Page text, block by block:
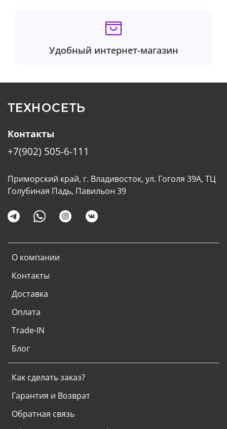
Удобный интернет-магазин
ТЕХНОСЕТЬ
О компании
Контакты
Доставка
Оплата
Trade-IN
Блог
Как сделать заказ?
Гарантия и Возврат
Обратная связь
Контакты
+7(902) 505-6-111
Приморский край, г. Владивосток, ул. Гоголя 39А, ТЦ
Голубиная Падь, Павильон 39